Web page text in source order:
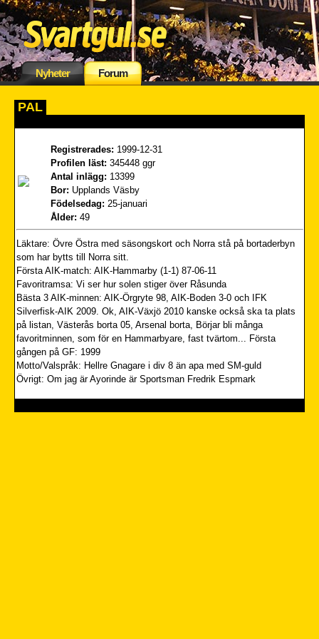
Nyheter Forum
PAL
Registrerades: 1999-12-31
Profilen läst: 345448 ggr
Antal inlägg: 13399
Bor: Upplands Väsby
Födelsedag: 25-januari
Ålder: 49
Läktare: Övre Östra med säsongskort och Norra stå på bortaderbyn
som har bytts till Norra sitt.
Första AIK-match: AIK-Hammarby (1-1) 87-06-11
Favoritramsa: Vi ser hur solen stiger över Råsunda
Bästa 3 AIK-minnen: AIK-Örgryte 98, AIK-Boden 3-0 och IFK
Silverfisk-AIK 2009. Ok, AIK-Växjö 2010 kanske också ska ta plats
på listan, Västerås borta 05, Arsenal borta, Börjar bli många
favoritminnen, som för en Hammarbyare, fast tvärtom... Första
gången på GF: 1999
Motto/Valspråk: Hellre Gnagare i div 8 än apa med SM-guld
Övrigt: Om jag är Ayorinde är Sportsman Fredrik Espmark